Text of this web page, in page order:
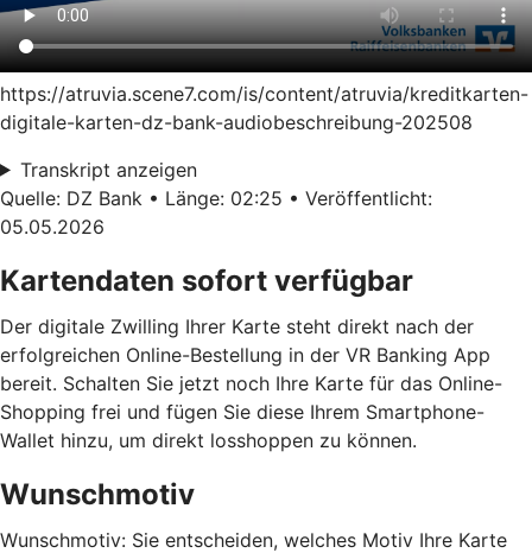
https://atruvia.scene7.com/is/content/atruvia/kreditkarten-
digitale-karten-dz-bank-audiobeschreibung-202508
Transkript anzeigen
Quelle: DZ Bank • Länge: 02:25 • Veröffentlicht:
05.05.2026
Kartendaten sofort verfügbar
Der digitale Zwilling Ihrer Karte steht direkt nach der
erfolgreichen Online-Bestellung in der VR Banking App
bereit. Schalten Sie jetzt noch Ihre Karte für das Online-
Shopping frei und fügen Sie diese Ihrem Smartphone-
Wallet hinzu, um direkt losshoppen zu können.
Wunschmotiv
Wunschmotiv: Sie entscheiden, welches Motiv Ihre Karte